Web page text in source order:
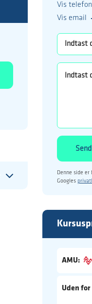
Vis
Vis email
Denne side er
Googles
AMU:
Uden